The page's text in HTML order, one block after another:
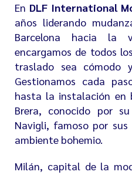
En DLF International
años liderando
Barcelona hacia la
encargamos de todos
traslado sea cómodo
Gestionamos cada
hasta la instalación en
Brera, conocido por
Navigli, famoso por sus
ambiente bohemio.
Milán, capital de la